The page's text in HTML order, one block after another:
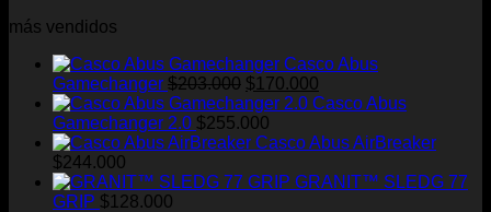
más vendidos
Casco Abus
Gamechanger $203.000 El
precio
original
era:
$170.000
precio
es:
Casco Abus
Gamechanger 2.0 $255.000
Casco Abus AirBreaker
$244.000
GRANIT™ SLEDG 77
GRIP $128.000